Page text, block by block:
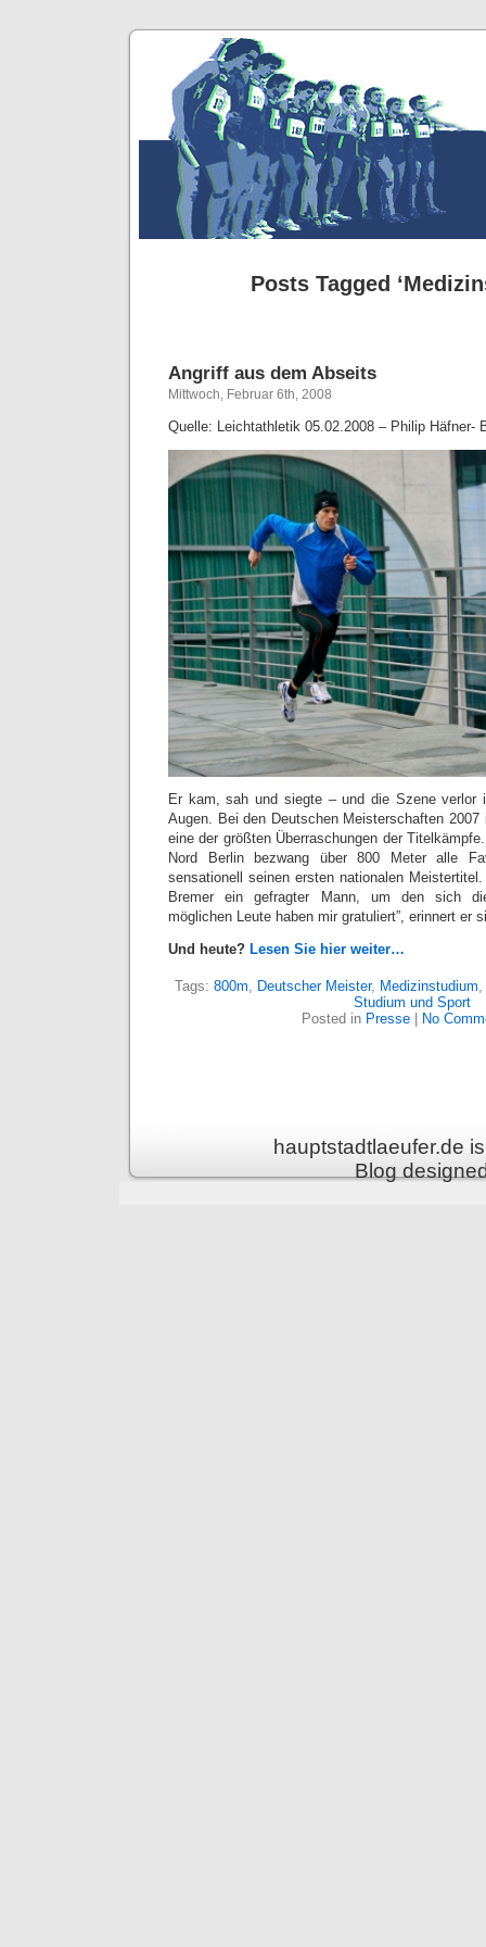
Posts Tagged
Angriff aus dem Abseits
Mittwoch, Februar 6th, 2008
Quelle: Leichtathletik 05.02.2008 – Philip Häfner-
Er kam, sah und siegte – und die Szene verlor
Augen. Bei den Deutschen Meisterschaften
eine der größten Überraschungen der
Nord Berlin bezwang über 800 Meter alle
sensationell seinen ersten nationalen
Bremer ein gefragter Mann, um den sich
möglichen Leute haben mir gratuliert”, erinnert er
Und heute? Lesen Sie hier weiter…
Tags: 800m Deutscher Meister, Medizinstudium
Studium und Sport
Posted in Presse| No
hauptstadtlaeufer.de
Blog